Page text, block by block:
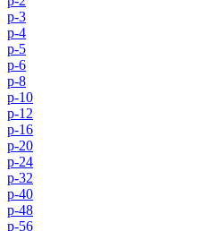
p-3
p-4
p-5
p-6
p-8
p-10
p-12
p-16
p-20
p-24
p-32
p-40
p-48
p-56